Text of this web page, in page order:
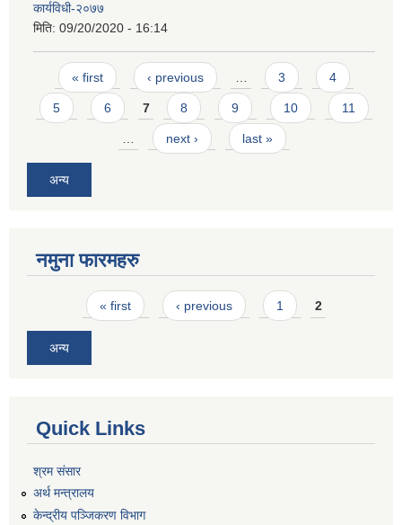
कार्यविधी-२०७७
मिति: 09/20/2020 - 16:14
Pages
« first ‹ previous 3 4
5 6 7 8 9 10 11
next › last »
अन्य
नमुना फारमहरु
Pages« first ‹ previous 1 2
अन्य
Quick Links
श्रम संसार
अर्थ मन्त्रालय
केन्द्रीय पञ्जिकरण विभाग